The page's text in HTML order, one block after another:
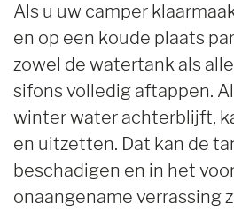
Als u uw camper
en op een koude plaats
zowel de watertank als
sifons volledig aftappen.
winter water achterblijft,
en uitzetten. Dat kan de
beschadigen en in het
onaangename verrassing